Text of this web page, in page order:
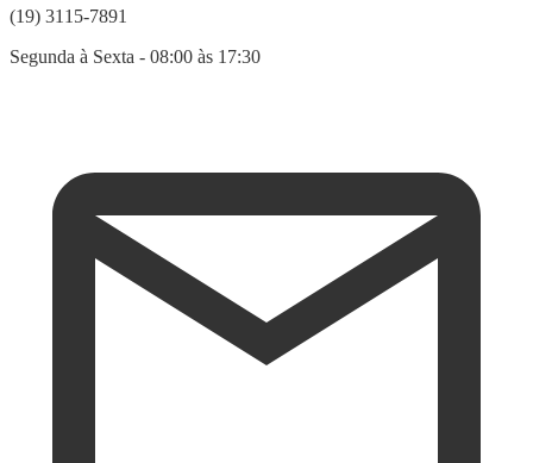
(19) 3115-7891
Segunda à Sexta - 08:00 às 17:30